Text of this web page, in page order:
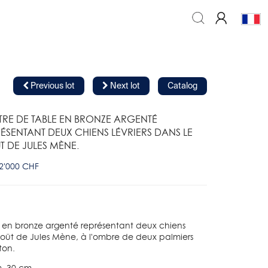
Previous lot Next lot Catalog
DE TABLE EN BRONZE ARGENTÉ
DEUX CHIENS LÉVRIERS DANS LE
DE JULES MÈNE.
CHF
bronze argenté représentant deux chiens
de Jules Mène, à l'ombre de deux palmiers